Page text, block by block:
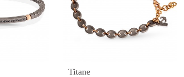
Titane